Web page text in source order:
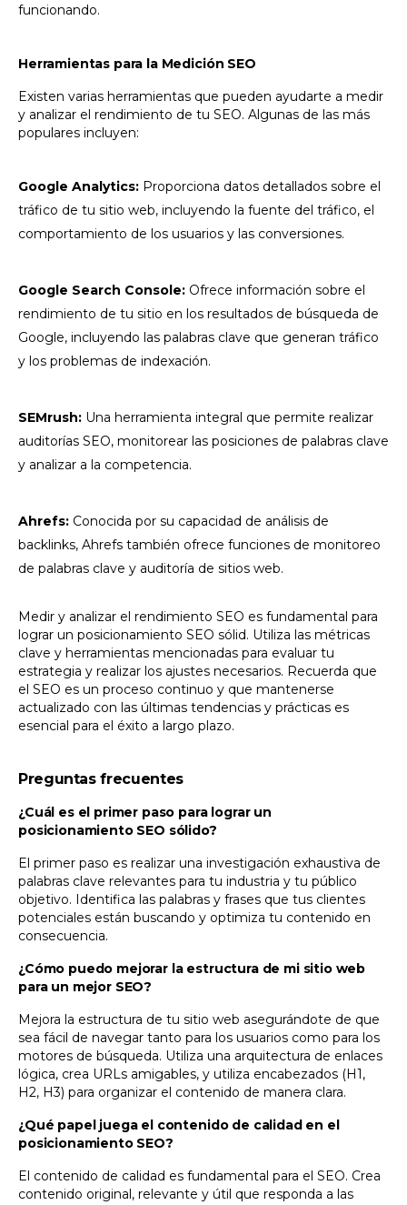
funcionando.
Herramientas para la Medición SEO
Existen varias herramientas que pueden ayudarte a medir
y analizar el rendimiento de tu SEO. Algunas de las más
populares incluyen:
Google Analytics: Proporciona datos detallados sobre el
tráfico de tu sitio web, incluyendo la fuente del tráfico, el
comportamiento de los usuarios y las conversiones.
Google Search Console: Ofrece información sobre el
rendimiento de tu sitio en los resultados de búsqueda de
Google, incluyendo las palabras clave que generan tráfico
y los problemas de indexación.
SEMrush: Una herramienta integral que permite realizar
auditorías SEO, monitorear las posiciones de palabras clave
y analizar a la competencia.
Ahrefs: Conocida por su capacidad de análisis de
backlinks, Ahrefs también ofrece funciones de monitoreo
de palabras clave y auditoría de sitios web.
Medir y analizar el rendimiento SEO es fundamental para
lograr un posicionamiento SEO sólid. Utiliza las métricas
clave y herramientas mencionadas para evaluar tu
estrategia y realizar los ajustes necesarios. Recuerda que
el SEO es un proceso continuo y que mantenerse
actualizado con las últimas tendencias y prácticas es
esencial para el éxito a largo plazo.
Preguntas frecuentes
¿Cuál es el primer paso para lograr un
posicionamiento SEO sólido?
El primer paso es realizar una investigación exhaustiva de
palabras clave relevantes para tu industria y tu público
objetivo. Identifica las palabras y frases que tus clientes
potenciales están buscando y optimiza tu contenido en
consecuencia.
¿Cómo puedo mejorar la estructura de mi sitio web
para un mejor SEO?
Mejora la estructura de tu sitio web asegurándote de que
sea fácil de navegar tanto para los usuarios como para los
motores de búsqueda. Utiliza una arquitectura de enlaces
lógica, crea URLs amigables, y utiliza encabezados (H1,
H2, H3) para organizar el contenido de manera clara.
¿Qué papel juega el contenido de calidad en el
posicionamiento SEO?
El contenido de calidad es fundamental para el SEO. Crea
contenido original, relevante y útil que responda a las